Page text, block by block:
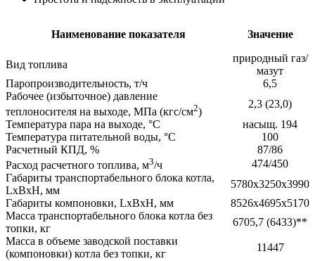
Наименование показателя Значение
Вид топлива
природный газ/
мазут
Паропроизводительность, т/ч
6,5
Рабочее (избыточное) давление
теплоносителя на выходе, МПа (кгс/см2)
2,3 (23,0)
Температура пара на выходе, °С
насыщ. 194
Температура питательной воды, °С
100
Расчетный КПД, %
87/86
Расход расчетного топлива, м3/ч
474/450
Габариты транспортабельного блока котла,
LхВхH, мм
5780х3250х3990
Габариты компоновки, LхВхH, мм
8526х4695х5170
Масса транспортабельного блока котла без
топки, кг
6705,7 (6433)**
Масса в объеме заводской поставки
(компоновки) котла без топки, кг
11447